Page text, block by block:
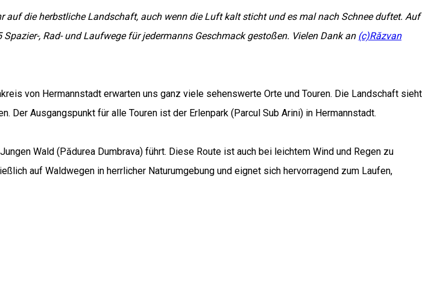
die herbstliche Landschaft, auch wenn die Luft kalt sticht und es mal nach Schnee duftet. Auf
, Rad- und Laufwege für jedermanns Geschmack gestoßen. Vielen Dank an (c)Răzvan
von Hermannstadt erwarten uns ganz viele sehenswerte Orte und Touren. Die Landschaft sieht
Ausgangspunkt für alle Touren ist der Erlenpark (Parcul Sub Arini) in Hermannstadt.
Wald (Pădurea Dumbrava) führt. Diese Route ist auch bei leichtem Wind und Regen zu
auf Waldwegen in herrlicher Naturumgebung und eignet sich hervorragend zum Laufen,